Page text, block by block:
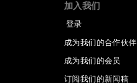
加入我们
登录
成为我们的合作伙伴
成为我们的会员
订阅我们的新闻稿